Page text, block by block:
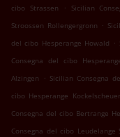
cibo Strassen
. Sicilian
Stroossen Rollengergronn .
del cibo Hesperange Howald .
Consegna del cibo
Alzingen
. Sicilian Consegna
cibo Hesperange Kockelscheuer
Consegna del cibo Bertrange
Consegna del cibo Leudelange